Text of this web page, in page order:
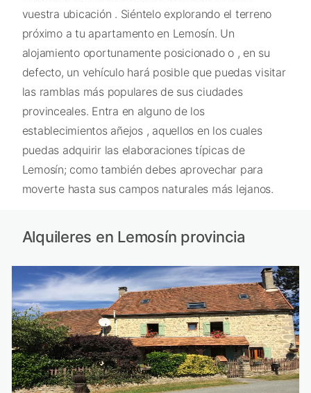
vuestra ubicación . Siéntelo explorando el terreno
próximo a tu apartamento en Lemosín. Un
alojamiento oportunamente posicionado o , en su
defecto, un vehículo hará posible que puedas visitar
las ramblas más populares de sus ciudades
provinceales. Entra en alguno de los
establecimientos añejos , aquellos en los cuales
puedas adquirir las elaboraciones típicas de
Lemosín; como también debes aprovechar para
moverte hasta sus campos naturales más lejanos.
Alquileres en Lemosín provincia